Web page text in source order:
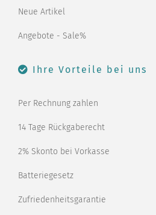
Neue Artikel
Angebote - Sale%
Ihre Vorteile bei uns
Per Rechnung zahlen
14 Tage Rückgaberecht
2% Skonto bei Vorkasse
Batteriegesetz
Zufriedenheitsgarantie